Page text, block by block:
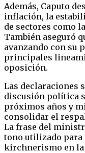
Además, Caputo
inflación, la
de sectores como
También aseguró
avanzando con su
principales
oposición.
Las declaraciones
discusión política
próximos años y
consolidar el
La frase del
tono utilizado
kirchnerismo en